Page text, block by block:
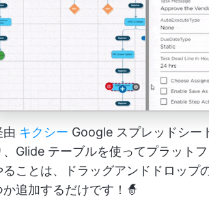
由 キクシー Google スプレッドシー
、Glide テーブルを使ってプラット
ることは、ドラッグアンドドロップ
か追加するだけです！🧙